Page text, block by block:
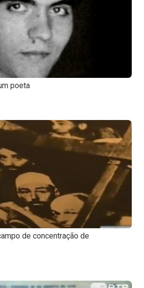
poeta
de concentração de